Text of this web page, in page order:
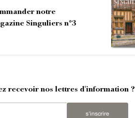
notre
Singuliers n°3
recevoir nos lettres d'information ?
s'inscrire